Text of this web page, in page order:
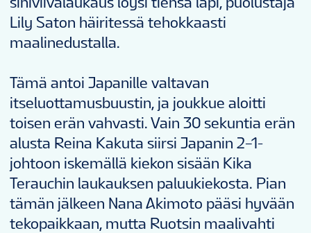
Lily Saton häiritessä tehokkaasti
maalinedustalla.
Tämä antoi Japanille valtavan
itseluottamusbuustin, ja joukkue aloitti
toisen erän vahvasti. Vain 30 sekuntia erän
alusta Reina Kakuta siirsi Japanin 2–1-
johtoon iskemällä kiekon sisään Kika
Terauchin laukauksen paluukiekosta. Pian
tämän jälkeen Nana Akimoto pääsi hyvään
tekopaikkaan, mutta Ruotsin maalivahti